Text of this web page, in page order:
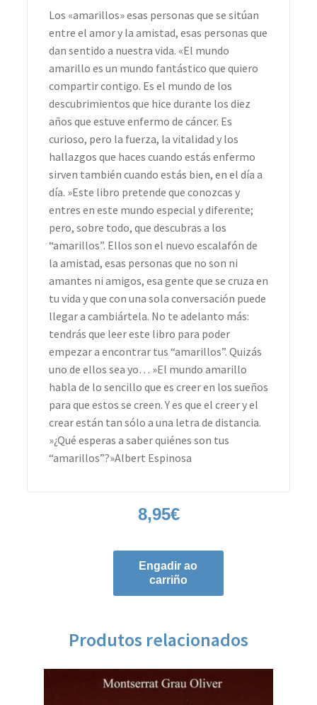
Los «amarillos» esas personas que se sitúan
entre el amor y la amistad, esas personas que
dan sentido a nuestra vida. «El mundo
amarillo es un mundo fantástico que quiero
compartir contigo. Es el mundo de los
descubrimientos que hice durante los diez
años que estuve enfermo de cáncer. Es
curioso, pero la fuerza, la vitalidad y los
hallazgos que haces cuando estás enfermo
sirven también cuando estás bien, en el día a
día. »Este libro pretende que conozcas y
entres en este mundo especial y diferente;
pero, sobre todo, que descubras a los
“amarillos”. Ellos son el nuevo escalafón de
la amistad, esas personas que no son ni
amantes ni amigos, esa gente que se cruza en
tu vida y que con una sola conversación puede
llegar a cambiártela. No te adelanto más:
tendrás que leer este libro para poder
empezar a encontrar tus “amarillos”. Quizás
uno de ellos sea yo… »El mundo amarillo
habla de lo sencillo que es creer en los sueños
para que estos se creen. Y es que el creer y el
crear están tan sólo a una letra de distancia.
»¿Qué esperas a saber quiénes son tus
“amarillos”?»Albert Espinosa
8,95€
Engadir ao
carriño
Produtos relacionados